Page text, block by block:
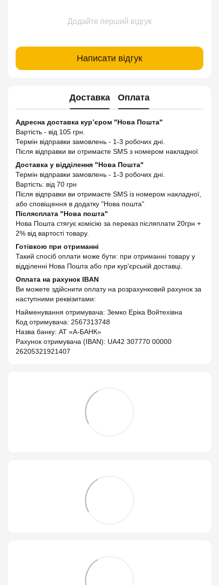
Додайте перший відгук
Написати відгук
Доставка Оплата
Адресна доставка кур’єром "Нова Пошта"
Вартість - від 105 грн.
Термін відправки замовлень - 1-3 робочих дні.
Після відправки ви отримаєте SMS з номером накладної
Доставка у відділення "Нова Пошта"
Термін відправки замовлень - 1-3 робочих дні.
Вартість: від 70 грн
Після відправки ви отримаєте SMS із номером накладної,
або сповіщення в додатку "Нова пошта"
Післясплата "Нова пошта"
Нова Пошта стягує комісію за переказ післяплати 20грн +
2% від вартості товару.
Готівкою при отриманні
Такий спосіб оплати може бути: при отриманні товару у
відділенні Нова Пошта або при кур'єрській доставці.
Оплата на рахунок IBAN
Ви можете здійснити оплату на розрахунковий рахунок за
наступними реквізитами:
Найменування отримувача: Земко Еріка Войтехівна
Код отримувача: 2567313748
Назва банку: АТ «А-БАНК»
Рахунок отримувача (IBAN): UA42 307770 00000
26205321921407